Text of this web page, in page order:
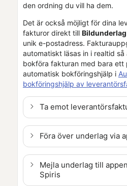
den ordning du vill ha dem.
Det är också möjligt för dina
fakturor direkt till Bildunderlag
unik e-postadress.
automatiskt läsas in i realtid
bokföra fakturan med bara ett
automatisk bokföringshjälp i
bokföringshjälp av
Ta emot
Föra över underlag via
Mejla underlag till
Spiris